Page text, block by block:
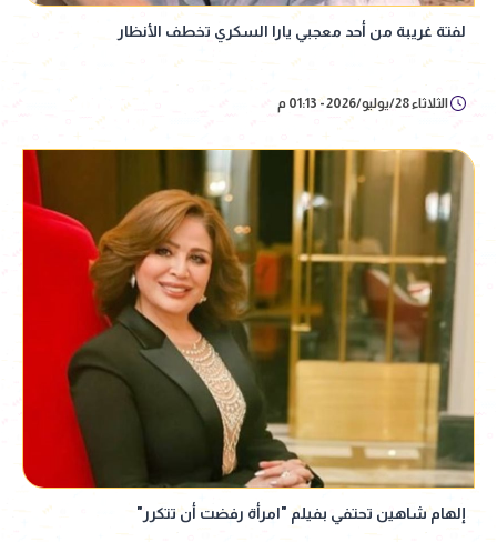
لفتة غريبة من أحد معجبي يارا السكري تخطف الأنظار
الثلاثاء 28/يوليو/2026 - 01:13 م
إلهام شاهين تحتفي بفيلم "امرأة رفضت أن تتكرر"